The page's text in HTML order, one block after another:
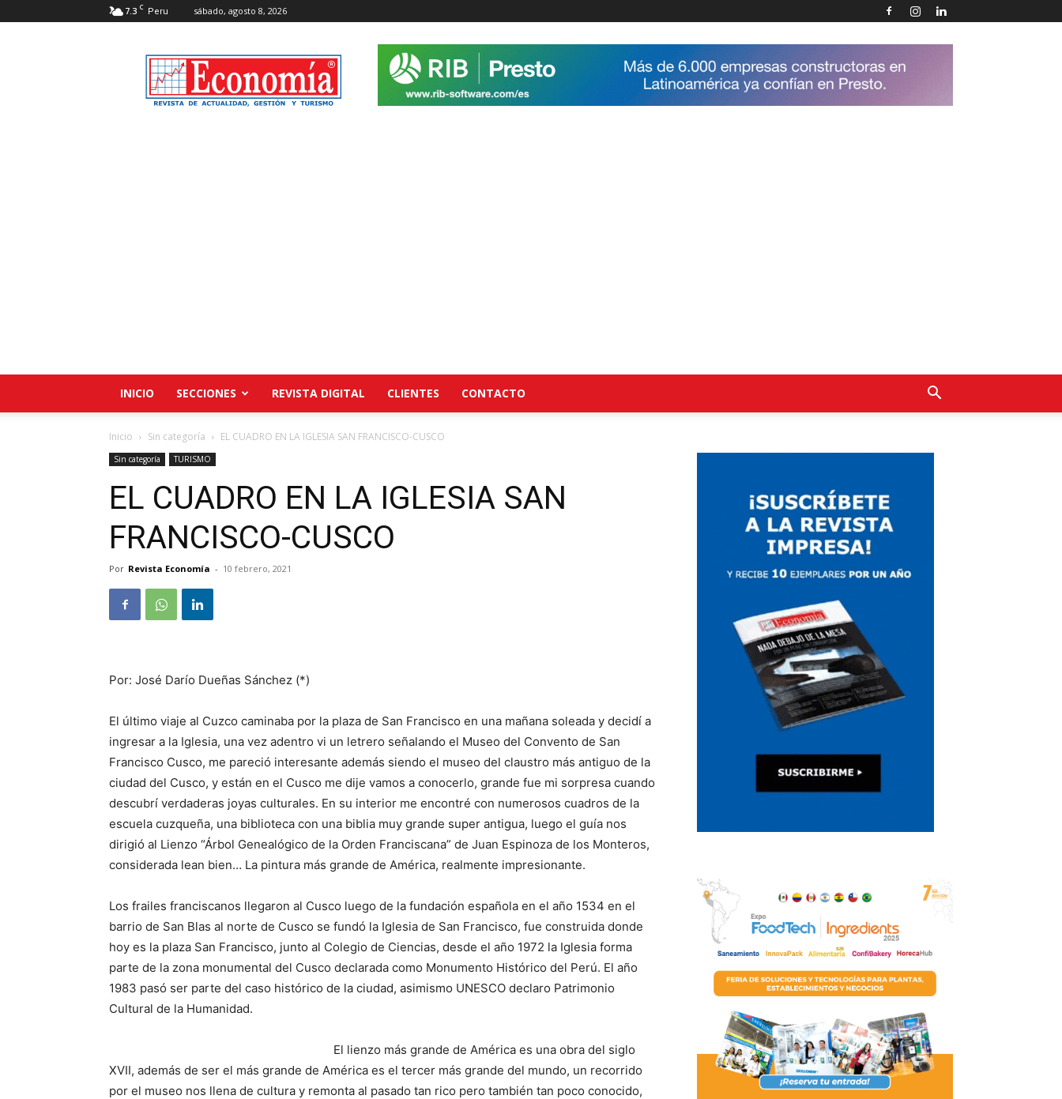
7.3 C Peru sábado, agosto 8, 2026
Revista
Economía
INICIO SECCIONES REVISTA DIGITAL CLIENTES CONTACTO
Inicio Sin categoría EL CUADRO EN LA IGLESIA SAN FRANCISCO-CUSCO
Sin categoría TURISMO
EL CUADRO EN LA IGLESIA SAN
FRANCISCO-CUSCO
Por Revista Economía - 10 febrero, 2021
Por: José Darío Dueñas Sánchez (*)
El último viaje al Cuzco caminaba por la plaza de San Francisco en una mañana soleada y decidí a
ingresar a la Iglesia, una vez adentro vi un letrero señalando el Museo del Convento de San
Francisco Cusco, me pareció interesante además siendo el museo del claustro más antiguo de la
ciudad del Cusco, y están en el Cusco me dije vamos a conocerlo, grande fue mi sorpresa cuando
descubrí verdaderas joyas culturales. En su interior me encontré con numerosos cuadros de la
escuela cuzqueña, una biblioteca con una biblia muy grande super antigua, luego el guía nos
dirigió al Lienzo “Árbol Genealógico de la Orden Franciscana” de Juan Espinoza de los Monteros,
considerada lean bien… La pintura más grande de América, realmente impresionante.
Los frailes franciscanos llegaron al Cusco luego de la fundación española en el año 1534 en el
barrio de San Blas al norte de Cusco se fundó la Iglesia de San Francisco, fue construida donde
hoy es la plaza San Francisco, junto al Colegio de Ciencias, desde el año 1972 la Iglesia forma
parte de la zona monumental del Cusco declarada como Monumento Histórico del Perú. El año
1983 pasó ser parte del caso histórico de la ciudad, asimismo UNESCO declaro Patrimonio
Cultural de la Humanidad.
El lienzo más grande de América es una obra del siglo
XVII, además de ser el más grande de América es el tercer más grande del mundo, un recorrido
por el museo nos llena de cultura y remonta al pasado tan rico pero también tan poco conocido,